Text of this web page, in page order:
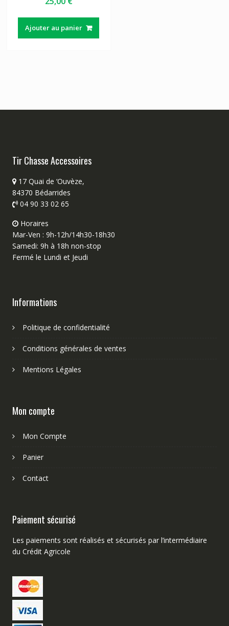
Ajouter au panier
Tir Chasse Accessoires
17 Quai de ‘Ouvèze,
84370 Bédarrides
04 90 33 02 65
Horaires
Mar-Ven : 9h-12h/14h30-18h30
Samedi: 9h à 18h non-stop
Fermé le Lundi et Jeudi
Informations
Politique de confidentialité
Conditions générales de ventes
Mentions Légales
Mon compte
Mon Compte
Panier
Contact
Paiement sécurisé
Les paiements sont réalisés et sécurisés par l’intermédiaire
du Crédit Agricole